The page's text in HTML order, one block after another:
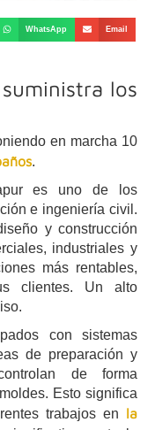
WhatsApp Email
los
en marcha 10
.
es uno de los
e ingeniería civil.
y construcción
industriales y
más rentables,
clientes. Un alto
con sistemas
de preparación y
de forma
Esto significa
trabajos en la